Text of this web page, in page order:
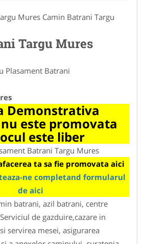
Mures Camin Batrani Targu
Targu Mures
Plasament Batrani
Demonstrativa
este promovata
este liber
Batrani Targu Mures
ta sa fie promovata aici
ne completand formularul
de aici
batrani, azil batrani, centre
de gazduire,cazare in
servirea mesei, asigurarea